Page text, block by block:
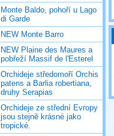
Monte Baldo, pohoří u Lago
di Garde
NEW Monte Barro
NEW Plaine des Maures a
pobřeží Massif de l'Esterel
Orchideje středomoří Orchis
patens a Barlia robertiana,
druhy Serapias
Orchideje ze střední Evropy
jsou stejně krásné jako
tropické.